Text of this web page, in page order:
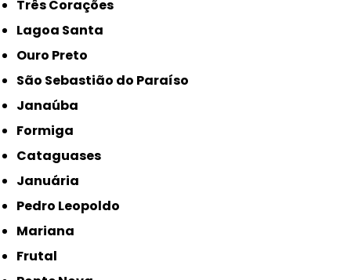
Três Corações
Lagoa Santa
Ouro Preto
São Sebastião do Paraíso
Janaúba
Formiga
Cataguases
Januária
Pedro Leopoldo
Mariana
Frutal